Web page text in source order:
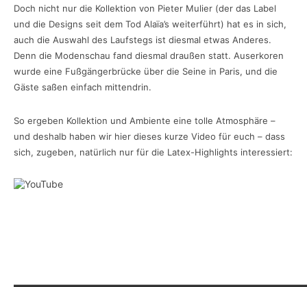
Doch nicht nur die Kollektion von Pieter Mulier (der das Label
und die Designs seit dem Tod Alaïa’s weiterführt) hat es in sich,
auch die Auswahl des Laufstegs ist diesmal etwas Anderes.
Denn die Modenschau fand diesmal draußen statt. Auserkoren
wurde eine Fußgängerbrücke über die Seine in Paris, und die
Gäste saßen einfach mittendrin.
So ergeben Kollektion und Ambiente eine tolle Atmosphäre –
und deshalb haben wir hier dieses kurze Video für euch – dass
sich, zugeben, natürlich nur für die Latex-Highlights interessiert: